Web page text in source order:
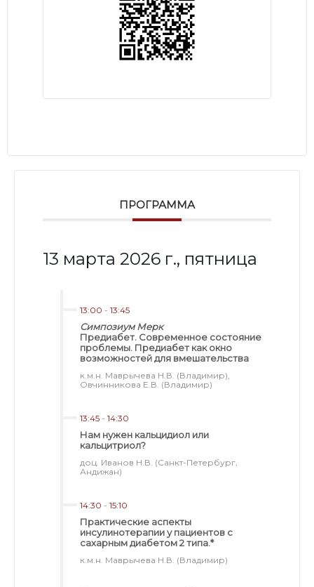
ПРОГРАММА
13 марта 2026 г., пятница
13:00 - 13:45
Симпозиум Мерк
Предиабет. Современное состояние
проблемы. Предиабет как окно
возможностей для вмешательства
к.м.н. Маврычева Н.В. (Владимир),
Овчинникова Е.В. (Владимир)
13:45 - 14:30
Нам нужен кальцидиол или
кальцитриол?
доц. Иванов Н.В. (Санкт-Петербург,
Андижан)
14:30 - 15:10
Практические аспекты
инсулинотерапии у пациентов с
сахарным диабетом 2 типа.*
к.м.н. Маврычева Н.В. (Владимир)